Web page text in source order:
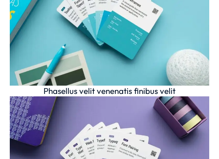
Phasellus velit venenatis finibus velit